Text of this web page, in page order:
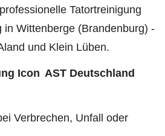
Tatortreinigung
in Wittenberge (Brandenburg) -
und Klein Lüben.
AST Deutschland
Verbrechen, Unfall oder